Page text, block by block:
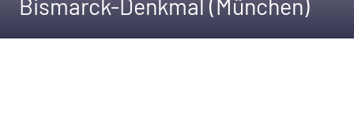
Bismarck-Denkmal (München)